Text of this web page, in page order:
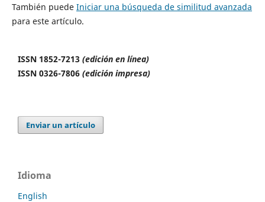
También puede Iniciar una búsqueda de similitud avanzada
para este artículo.
ISSN 1852-7213 (edición en línea)
ISSN 0326-7806 (edición impresa)
Enviar un artículo
Idioma
English